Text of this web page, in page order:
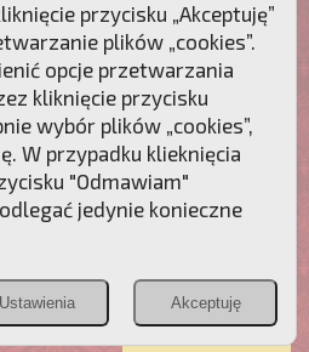
Polaków!
PCh24.pl
Przymierze
FATIMY WESPRZYJ
NAS
przycisku „Akceptuję”
plików „cookies”.
opcje przetwarzania
kliknięcie przycisku
wybór plików „cookies”,
W przypadku klieknięcia
"Odmawiam"
jedynie konieczne
Ustawienia Akceptuję